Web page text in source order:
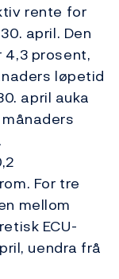
rente for
april. Den
prosent,
løpetid
april auka
For tre
mellom
ECU-
uendra frå